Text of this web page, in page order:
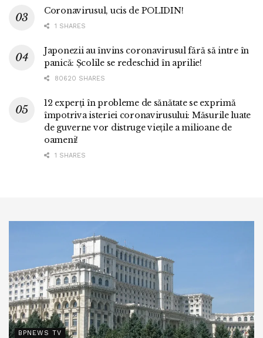
Coronavirusul, ucis de POLIDIN!
1 SHARES
Japonezii au învins coronavirusul fără să intre în
panică: Școlile se redeschid în aprilie!
80620 SHARES
12 experți în probleme de sănătate se exprimă
împotriva isteriei coronavirusului: Măsurile luate
de guverne vor distruge viețile a milioane de
oameni!
1 SHARES
BPNEWS TV